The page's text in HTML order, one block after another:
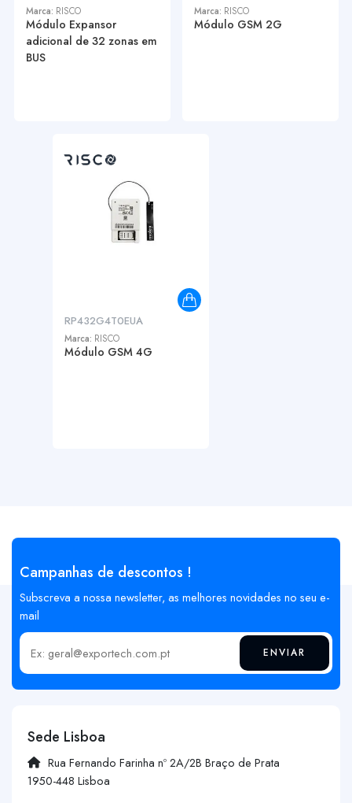
Marca: RISCO
Módulo Expansor
adicional de 32 zonas em
BUS
Marca: RISCO
Módulo GSM 2G
RP432G4T0EUA
Marca: RISCO
Módulo GSM 4G
Campanhas de descontos !
Subscreva a nossa newsletter, as melhores novidades no seu e-
mail
Insira o seu email ENVIAR
Sede Lisboa
Rua Fernando Farinha nº 2A/2B Braço de Prata
1950-448 Lisboa